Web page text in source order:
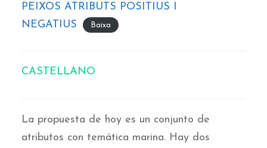
PEIXOS ATRIBUTS POSITIUS I
NEGATIUS
Baixa
CASTELLANO
La propuesta de hoy es un conjunto de
atributos con temática marina. Hay dos